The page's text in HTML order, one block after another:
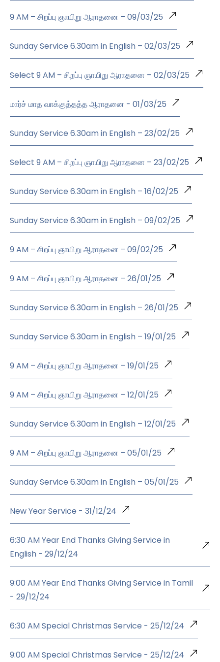
9 AM – சிறப்பு ஞாயிறு ஆராதனை – 09/03/25
Sunday Service 6.30am in English – 02/03/25
Select 9 AM – சிறப்பு ஞாயிறு ஆராதனை – 02/03/25
மார்ச் மாத வாக்குத்தத்த ஆராதனை - 01/03/25
Sunday Service 6.30am in English – 23/02/25
Select 9 AM – சிறப்பு ஞாயிறு ஆராதனை – 23/02/25
Sunday Service 6.30am in English – 16/02/25
Sunday Service 6.30am in English – 09/02/25
9 AM – சிறப்பு ஞாயிறு ஆராதனை – 09/02/25
9 AM – சிறப்பு ஞாயிறு ஆராதனை – 26/01/25
Sunday Service 6.30am in English – 26/01/25
Sunday Service 6.30am in English – 19/01/25
9 AM – சிறப்பு ஞாயிறு ஆராதனை – 19/01/25
9 AM – சிறப்பு ஞாயிறு ஆராதனை – 12/01/25
Sunday Service 6.30am in English – 12/01/25
9 AM – சிறப்பு ஞாயிறு ஆராதனை – 05/01/25
Sunday Service 6.30am in English – 05/01/25
New Year Service - 31/12/24
6:30 AM Year End Thanks Giving Service in
English - 29/12/24
9:00 AM Year End Thanks Giving Service in Tamil
- 29/12/24
6:30 AM Special Christmas Service - 25/12/24
9:00 AM Special Christmas Service - 25/12/24